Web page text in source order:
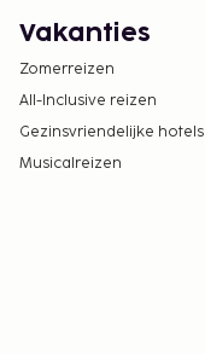
Vakanties
Zomerreizen
All-Inclusive reizen
Gezinsvriendelijke hotels
Musicalreizen